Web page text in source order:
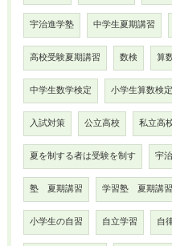
宇治進学塾 中学生夏期講習
高校受験夏期講習 数検 算
中学生数学検定 小学生算数検定
入試対策 公立高校 私立高
夏を制する者は受験を制す 宇
塾 夏期講習 学習塾 夏期講習
小学生の自習 自立学習 自